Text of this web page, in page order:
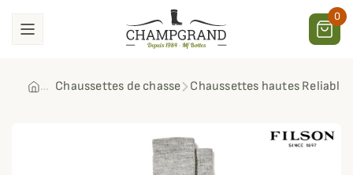
0
Chaussettes de chasse Chaussettes hautes Reliable